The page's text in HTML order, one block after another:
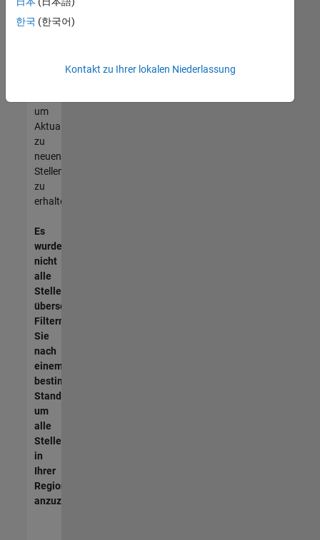
entsprechen,
werden
unseres
um
Aktualisierungen
zu
neuen
Stellenangeboten
zu
erhalten.
Es
wurden
nicht
alle
Stellen
übersetzt.
Filtern
Sie
nach
einem
bestimmten
Standort,
um
alle
Stellenangebote
in
Ihrer
Region
anzuzeigen.
한국 (한국어)
Kontakt zu Ihrer lokalen Niederlassung